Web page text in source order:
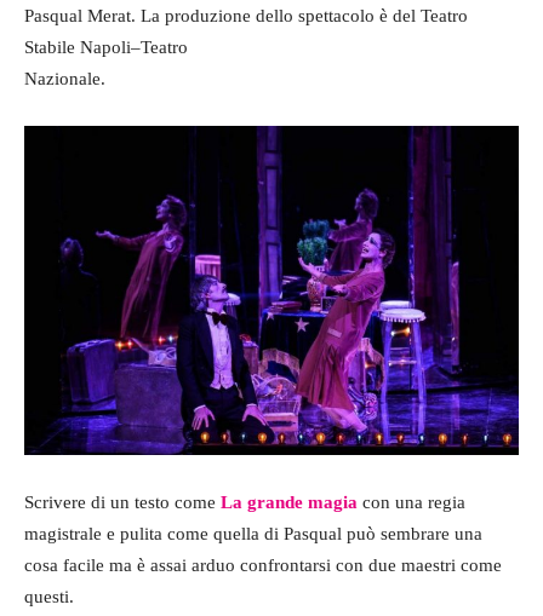
Pasqual Merat. La produzione dello spettacolo è del Teatro
Stabile Napoli–Teatro
Nazionale.
Scrivere di un testo come La grande magia con una regia
magistrale e pulita come quella di Pasqual può sembrare una
cosa facile ma è assai arduo confrontarsi con due maestri come
questi.